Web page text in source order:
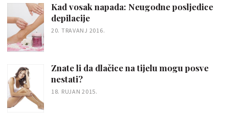
Kad vosak napada: Neugodne posljedice
depilacije
20. TRAVANJ 2016.
Znate li da dlačice na tijelu mogu posve
nestati?
18. RUJAN 2015.